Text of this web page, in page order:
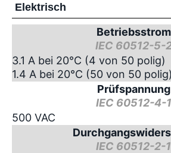
Elektrisch
Betriebsstrom
IEC 60512-5-
3.1 A bei 20°C (4 von 50 polig)
1.4 A bei 20°C (50 von 50 polig)
Prüfspannung
IEC 60512-4-1
500 VAC
IEC 60512-2-1